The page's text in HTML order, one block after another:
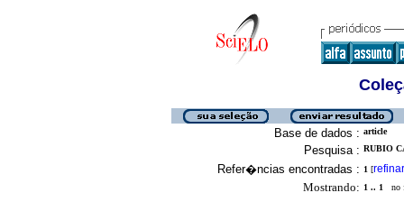
Base de dados : article
Pesquisa : RUBIO
Refer�ncias encontradas : 1 [refinar
Mostrando: 1 .. 1 no